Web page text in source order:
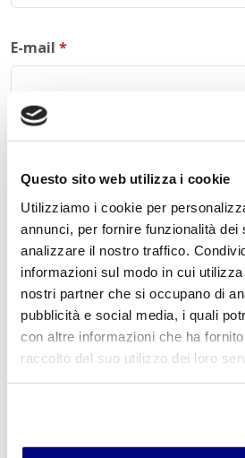
Questo sito web utilizza i cookie
Utilizziamo i cookie per
annunci, per fornire funzionalità dei
analizzare il nostro traffico.
informazioni sul modo in cui
nostri partner che si occupano di
pubblicità e social media, i quali
con altre informazioni che ha
raccolto dal suo utilizzo dei loro
E-mail *
Commento*
Acconsento al trattamento